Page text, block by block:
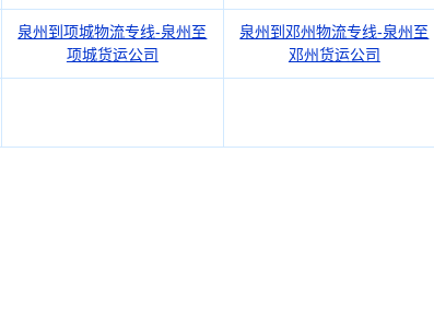
泉州到项城物流专线-泉州至
项城货运公司
泉州到邓州物流专线-泉州至
邓州货运公司